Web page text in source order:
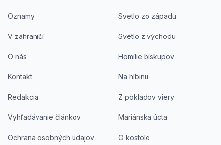
Oznamy
V zahraničí
O nás
Kontakt
Redakcia
Vyhľadávanie článkov
Ochrana osobných údajov
Svetlo zo západu
Svetlo z východu
Homílie biskupov
Na hlbinu
Z pokladov viery
Mariánska úcta
O kostole